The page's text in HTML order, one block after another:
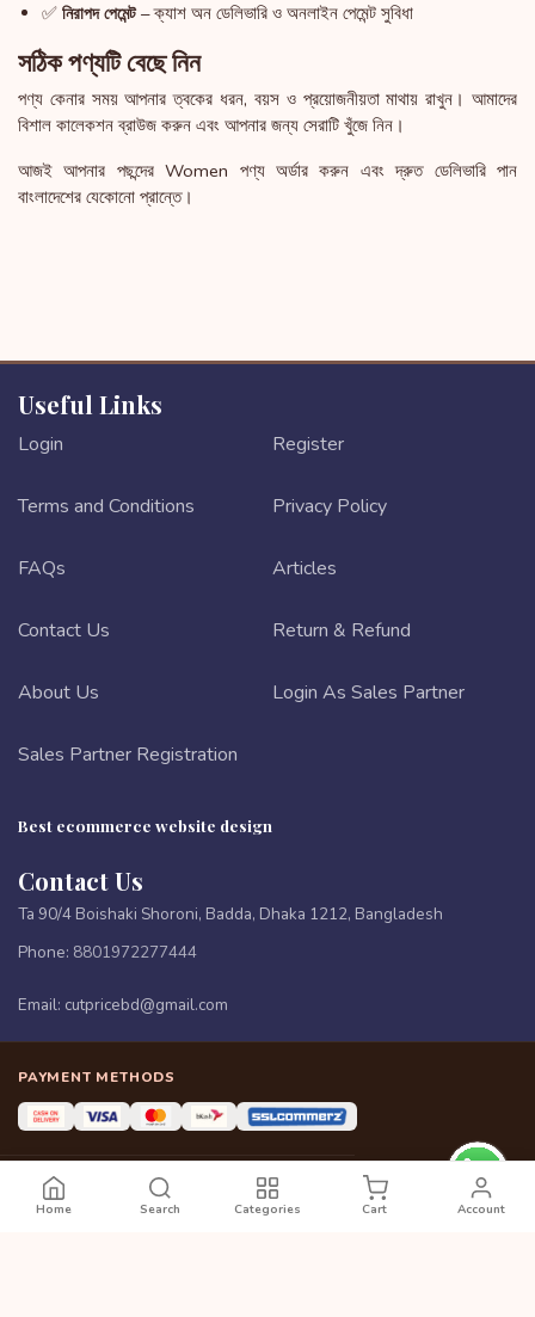
✅ নিরাপদ পেমেন্ট– ক্যাশ অন ডেলিভারি ও অনলাইন পেমেন্ট সুবিধা
সঠিক পণ্যটি বেছে নিন
পণ্য কেনার সময় আপনার ত্বকের ধরন, বয়স ও প্রয়োজনীয়তা মাথায় রাখুন। আমাদের
বিশাল কালেকশন ব্রাউজ করুন এবং আপনার জন্য সেরাটি খুঁজে নিন।
আজই আপনার পছন্দের Women পণ্য অর্ডার করুন এবং দ্রুত ডেলিভারি পান
বাংলাদেশের যেকোনো প্রান্তে।
Useful Links
Login Register
Terms and Conditions Privacy Policy
FAQs Articles
Contact Us Return & Refund
About Us Login As Sales Partner
Sales Partner Registration
Best ecommerce website design
Contact Us
Ta 90/4 Boishaki Shoroni, Badda, Dhaka 1212, Bangladesh
Phone: 8801972277444
Email: cutpricebd@gmail.com
PAYMENT METHODS
Copyright © 2026 All rights reserved || Developed by
www.eomsbd.com
Home Search Categories Cart Account